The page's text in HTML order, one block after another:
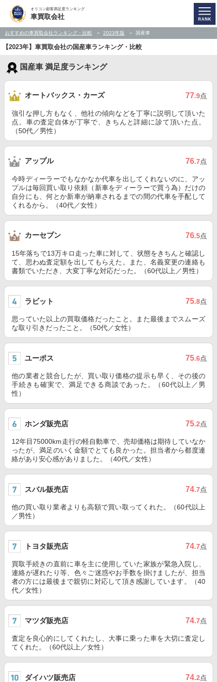
オリコン顧客満足度ランキング
車買取会社
おすすめの車買取会社ランキング・比較 2023年版 国産車
【2023年】車買取会社の国産車ランキング・比較
国産車 満足度ランキング
オートバックス・カーズ 77.9点
強引な押し方もなく、他社の傾向などを丁寧に説明して頂いた
点。車の査定自体が丁寧で、きちんと詳細に診て頂いた点。
（50代／男性）
アップル 76.7点
今時ディーラーでもなかなか代車を出してくれないのに、アッ
プルは毎回買い取り依頼（新車をディーラーで買う為）だけの
自分にも、何とか新車が納車されるまでの間の代車を手配して
くれるから。（40代／女性）
カーセブン 76.5点
15年落ちで13万キロ走った車に対して、状態をきちんと確認し
て、思わぬ査定額を出してもらえた。また、名義変更の連絡も
書類でいただき、大変丁寧な対応だった。（60代以上／男性）
ラビット 75.8点
思っていた以上の買取価格だったこと。また最後までスムーズ
な取り引きだったこと。（50代／女性）
ユーポス 75.6点
他の業者と競合したが、買い取り価格の提示も早く、その後の
手続きも確実で、満足できる商談であった。（60代以上／男
性）
ホンダ販売店 75.2点
12年目75000km走行の軽自動車で、売却価格は期待していなか
ったが、満足のいく金額でとても良かった。担当者から都度連
絡があり安心感がありました。（40代／女性）
スバル販売店 74.7点
他の買い取り業者よりも高額で買い取ってくれた。（60代以上
／男性）
トヨタ販売店 74.7点
買取手続きの直前に車を主に使用していた家族が緊急入院し、
連絡が遅れたり等、色々ご迷惑やお手数を掛けましたが、担当
者の方には最後まで親切に対応して頂き感謝しています。（40
代／女性）
マツダ販売店 74.7点
査定を良心的にしてくれたし、大事に乗った車を大切に査定し
てくれた。（60代以上／女性）
ダイハツ販売店 74.2点